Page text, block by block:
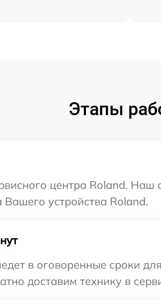
Этапы
центра Roland.
устройства Roland.
в оговоренные сроки
доставим технику в